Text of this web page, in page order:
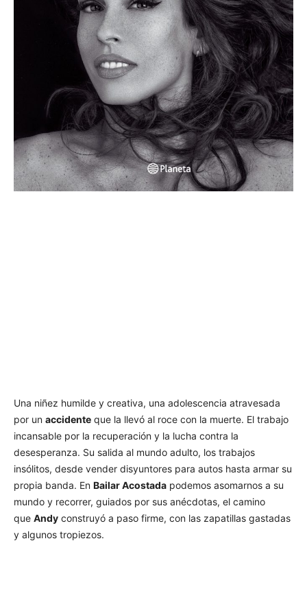
Una niñez humilde y creativa, una adolescencia atravesada
por un accidente que la llevó al roce con la muerte. El trabajo
incansable por la recuperación y la lucha contra la
desesperanza. Su salida al mundo adulto, los trabajos
insólitos, desde vender disyuntores para autos hasta armar su
propia banda. En Bailar Acostada podemos asomarnos a su
mundo y recorrer, guiados por sus anécdotas, el camino
que Andy construyó a paso firme, con las zapatillas gastadas
y algunos tropiezos.